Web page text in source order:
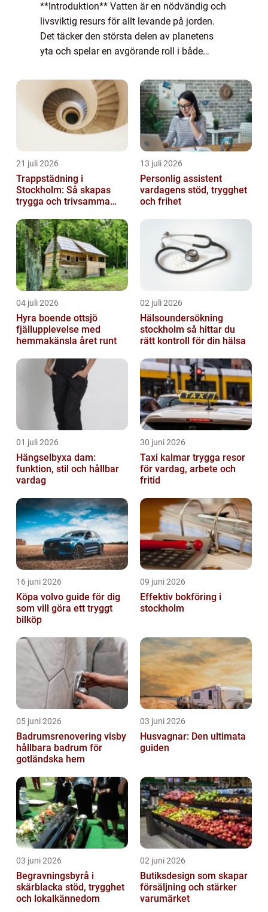
**Introduktion** Vatten är en nödvändig och
livsviktig resurs för allt levande på jorden.
Det täcker den största delen av planetens
yta och spelar en avgörande roll i både
artikel kommer vi att utforska en öv...
21 juli 2026
Trappstädning i
Stockholm: Så skapas
trygga och trivsamma
13 juli 2026
Personlig assistent
vardagens stöd, trygghet
och frihet
04 juli 2026
Hyra boende ottsjö
fjällupplevelse med
hemmakänsla året runt
02 juli 2026
Hälsoundersökning
stockholm så hittar du
rätt kontroll för din hälsa
01 juli 2026
Hängselbyxa dam:
funktion, stil och hållbar
vardag
30 juni 2026
Taxi kalmar trygga resor
för vardag, arbete och
fritid
16 juni 2026
Köpa volvo guide för dig
som vill göra ett tryggt
bilköp
09 juni 2026
Effektiv bokföring i
stockholm
05 juni 2026
Badrumsrenovering visby
hållbara badrum för
gotländska hem
03 juni 2026
Husvagnar: Den ultimata
guiden
03 juni 2026
Begravningsbyrå i
skärblacka stöd, trygghet
och lokalkännedom
02 juni 2026
Butiksdesign som skapar
försäljning och stärker
varumärket